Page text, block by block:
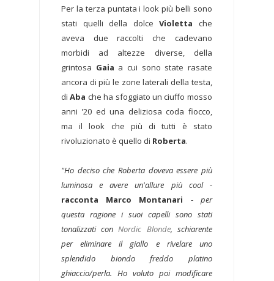
Per la terza puntata i look più belli sono
stati quelli della dolce Violetta che
aveva due raccolti che cadevano
morbidi ad altezze diverse, della
grintosa Gaia a cui sono state rasate
ancora di più le zone laterali della testa,
diAba che ha sfoggiato un ciuffo mosso
anni '20 ed una deliziosa coda fiocco,
ma il look che più di tutti è stato
rivoluzionato è quello di Roberta.
"Ho deciso che Roberta doveva essere più
luminosa e avere un'allure più cool-
racconta Marco Montanari - per
questa ragione i suoi capelli sono stati
tonalizzati con Nordic Blonde, schiarente
per eliminare il giallo e rivelare uno
splendido biondo freddo platino
ghiaccio/perla. Ho voluto poi modificare